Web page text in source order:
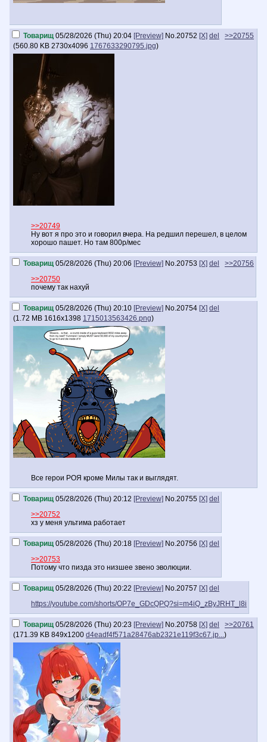
Товарищ 05/28/2026 (Thu) 20:04 [Preview] No.20752 [X] del
>>20755
(560.80 KB 2730x4096 1767633290795.jpg)
>>20749
Ну вот я про это и говорил вчера. На редшил перешел, в целом
хорошо пашет. Но там 800р/мес
Товарищ 05/28/2026 (Thu) 20:06 [Preview] No.20753 [X] del
>>20756
>>20750
почему так нахуй
Товарищ 05/28/2026 (Thu) 20:10 [Preview] No.20754 [X] del
(1.72 MB 1616x1398 1715013563426.png)
Все герои РОЯ кроме Милы так и выглядят.
Товарищ 05/28/2026 (Thu) 20:12 [Preview] No.20755 [X] del
>>20752
хз у меня ультима работает
Товарищ 05/28/2026 (Thu) 20:18 [Preview] No.20756 [X] del
>>20753
Потому что пизда это низшее звено эволюции.
Товарищ 05/28/2026 (Thu) 20:22 [Preview] No.20757 [X] del
https://youtube.com/shorts/OP7e_GDcQPQ?si=m4iQ_zByJRHT_l8i
Товарищ 05/28/2026 (Thu) 20:23 [Preview] No.20758 [X] del
>>20761
(171.39 KB 849x1200 d4eadf4f571a28476ab2321e119f3c67.jp...)